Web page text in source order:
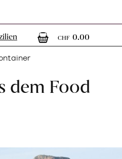
CHF 0.000
dem Food